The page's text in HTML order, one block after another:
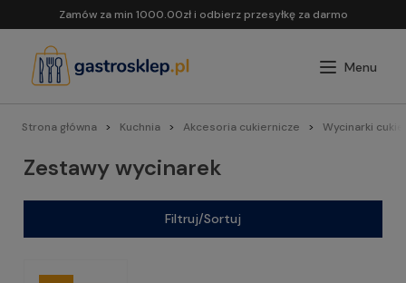
Zamów za min 1000.00zł i odbierz przesyłkę za darmo
Strona główna Kuchnia Akcesoria cukiernicze Wycinarki
Zestawy wycinarek
Filtruj/Sortuj